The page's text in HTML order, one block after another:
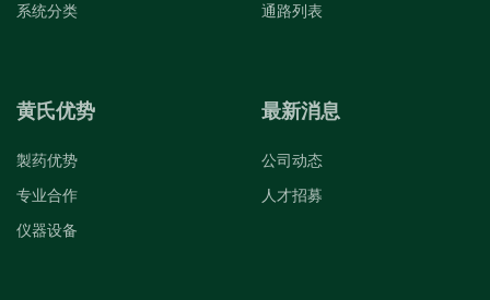
系统分类
通路列表
黄氏优势
製药优势
专业合作
仪器设备
最新消息
公司动态
人才招募